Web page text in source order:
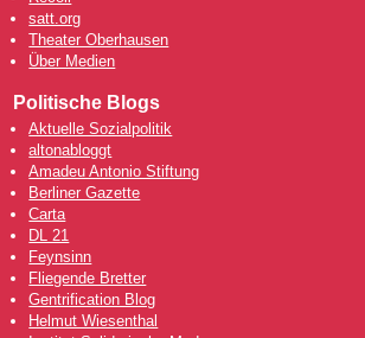
satt.org
Theater Oberhausen
Über Medien
Politische Blogs
Aktuelle Sozialpolitik
altonabloggt
Amadeu Antonio Stiftung
Berliner Gazette
Carta
DL 21
Feynsinn
Fliegende Bretter
Gentrification Blog
Helmut Wiesenthal